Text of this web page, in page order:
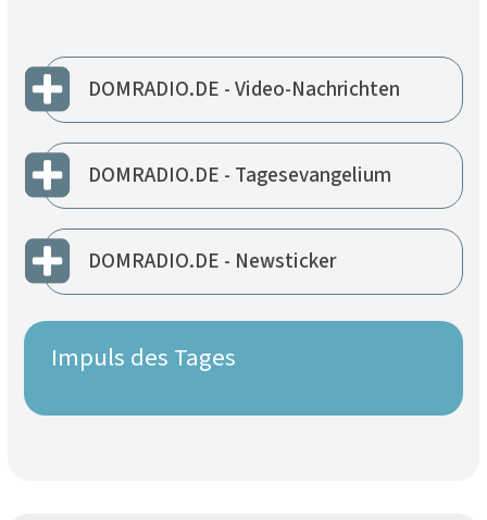
DOMRADIO.DE - Video-Nachrichten
DOMRADIO.DE - Tagesevangelium
DOMRADIO.DE - Newsticker
Impuls des Tages